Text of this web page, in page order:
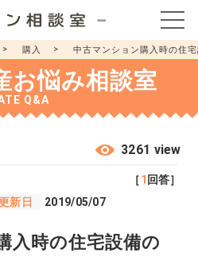
購入 中古マンション購入時の住
お悩み相談室
Q&A
新日 2019/05/07
［1 回答］
3261 view
入時の住宅設備の